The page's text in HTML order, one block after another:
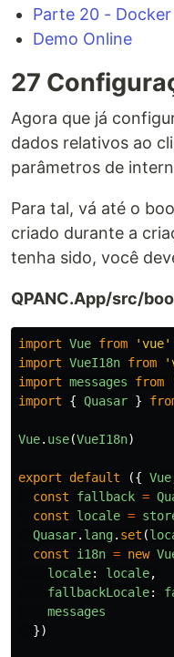
Parte 20 -
Demo Online
27
Agora que já
dados relativos ao
parâmetros de
Para tal, vá até o
criado durante a
tenha sido, você
QPANC.App/src/
import Vue from 'vue'
import VueI18n from '
import messages from
import
{ Quasar }
Vue. use(VueI18n)
export default ({ Vue
const
fallback =
const
locale =
Quasar. lang. set (
const
i18n = new
locale: locale,
fallbackLocale:
messages
})